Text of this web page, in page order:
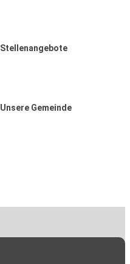
Stellenangebote
Unsere Gemeinde